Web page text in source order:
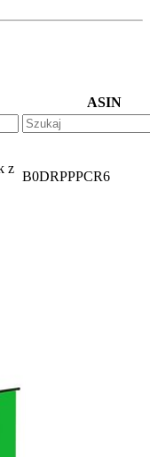
ASIN
z
B0DRPPPCR6